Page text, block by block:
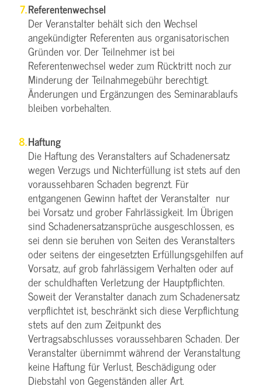
Referentenwechsel
Der Veranstalter behält sich den Wechsel
angekündigter Referenten aus organisatorischen
Gründen vor. Der Teilnehmer ist bei
Referentenwechsel weder zum Rücktritt noch zur
Minderung der Teilnahmegebühr berechtigt.
Änderungen und Ergänzungen des Seminarablaufs
bleiben vorbehalten.
Haftung
Die Haftung des Veranstalters auf Schadenersatz
wegen Verzugs und Nichterfüllung ist stets auf den
voraussehbaren Schaden begrenzt. Für
entgangenen Gewinn haftet der Veranstalter nur
bei Vorsatz und grober Fahrlässigkeit. Im Übrigen
sind Schadenersatzansprüche ausgeschlossen, es
sei denn sie beruhen von Seiten des Veranstalters
oder seitens der eingesetzten Erfüllungsgehilfen auf
Vorsatz, auf grob fahrlässigem Verhalten oder auf
der schuldhaften Verletzung der Hauptpflichten.
Soweit der Veranstalter danach zum Schadenersatz
verpflichtet ist, beschränkt sich diese Verpflichtung
stets auf den zum Zeitpunkt des
Vertragsabschlusses voraussehbaren Schaden. Der
Veranstalter übernimmt während der Veranstaltung
keine Haftung für Verlust, Beschädigung oder
Diebstahl von Gegenständen aller Art.